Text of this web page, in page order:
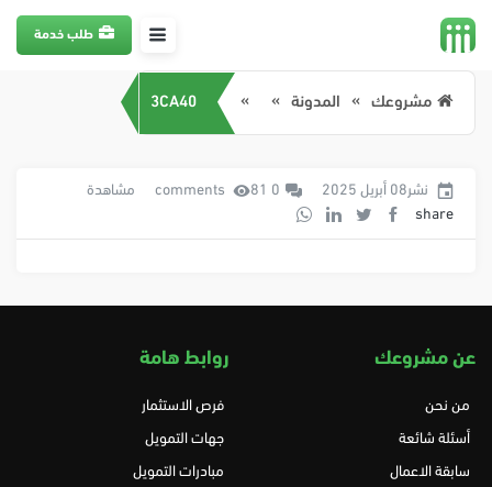
طلب خدمة
مشروعك المدونة 3CA40
نشر08 أبريل 2025 0 comments 81 مشاهدة
share
عن مشروعك
من نحن
أسئلة شائعة
سابقة الاعمال
روابط هامة
فرص الاستثمار
جهات التمويل
مبادرات التمويل